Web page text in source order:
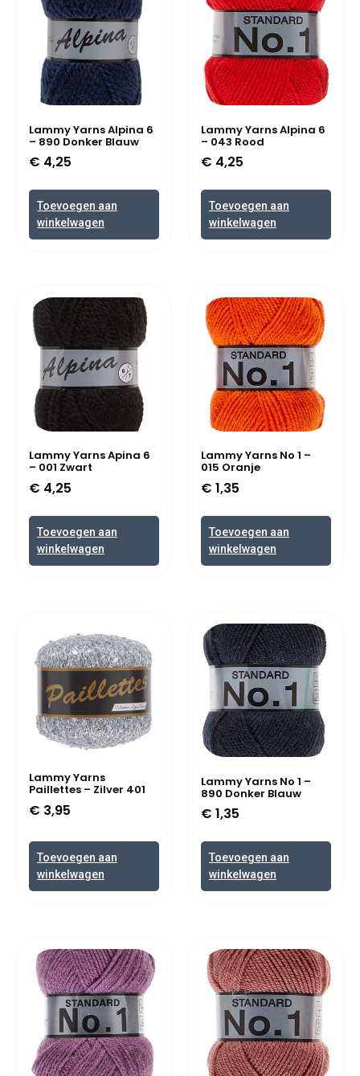
Lammy Yarns Alpina 6
– 890 Donker Blauw
€ 4,25
Toevoegen aan
winkelwagen
Lammy Yarns Alpina 6
– 043 Rood
€ 4,25
Toevoegen aan
winkelwagen
Lammy Yarns Apina 6
– 001 Zwart
€ 4,25
Toevoegen aan
winkelwagen
Lammy Yarns No 1 –
015 Oranje
€ 1,35
Toevoegen aan
winkelwagen
Lammy Yarns
Paillettes – Zilver 401
€ 3,95
Toevoegen aan
winkelwagen
Lammy Yarns No 1 –
890 Donker Blauw
€ 1,35
Toevoegen aan
winkelwagen